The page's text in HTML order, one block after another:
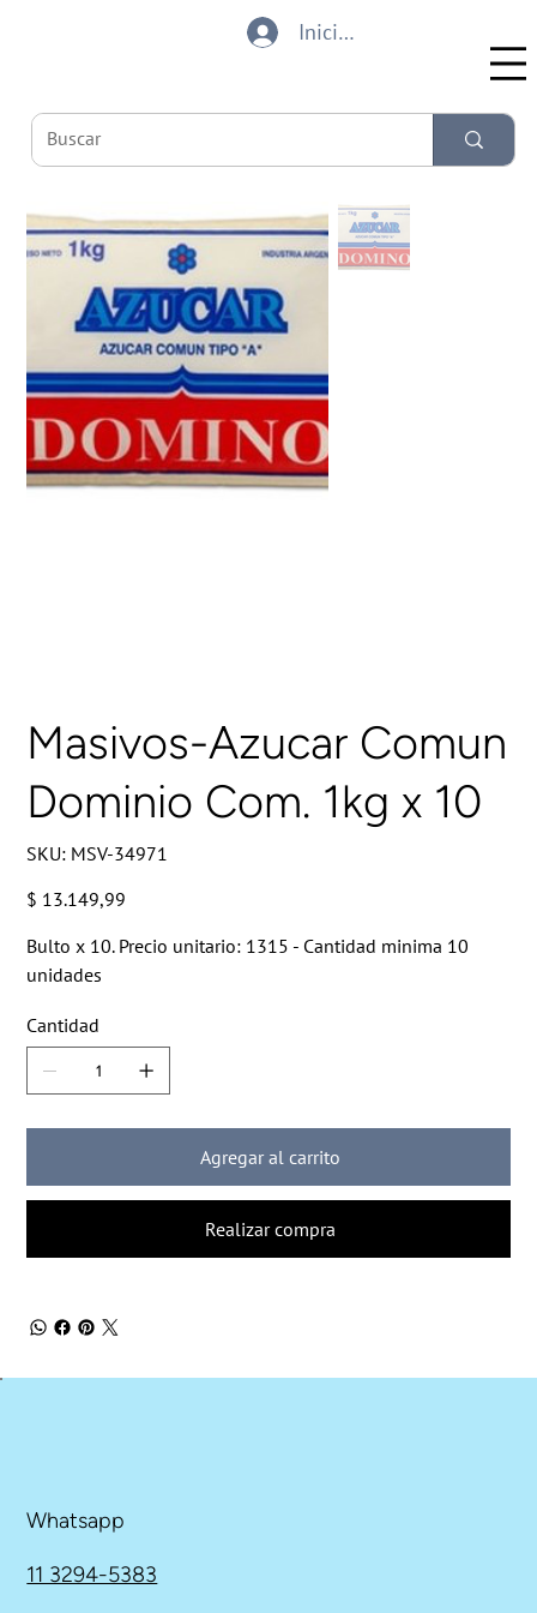
Iniciar sesión
Masivos-Azucar Comun
Dominio Com. 1kg x 10
SKU: SKU
MSV-
MSV-34971
Precio
$ 13.149,99
Bulto x 10. Precio unitario: 1315 - Cantidad minima 10
unidades
Cantidad
Agregar al carrito
Realizar compra
Whatsapp
11 3294-5383